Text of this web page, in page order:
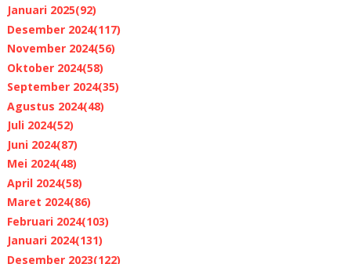
Januari 2025(92)
Desember 2024(117)
November 2024(56)
Oktober 2024(58)
September 2024(35)
Agustus 2024(48)
Juli 2024(52)
Juni 2024(87)
Mei 2024(48)
April 2024(58)
Maret 2024(86)
Februari 2024(103)
Januari 2024(131)
Desember 2023(122)